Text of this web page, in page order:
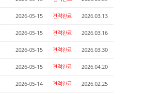
2026-05-15 견적완료 2026.03.13
2026-05-15 견적완료 2026.03.16
2026-05-15 견적완료 2026.03.30
2026-05-15 견적완료 2026.04.20
2026-05-14 견적완료 2026.02.25